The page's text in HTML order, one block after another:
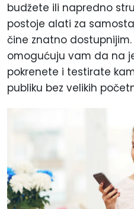
budžete ili napredno
postoje alati za
čine znatno
omogućuju vam da na
pokrenete i testirate
publiku bez velikih